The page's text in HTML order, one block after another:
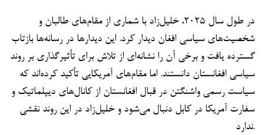
در طول سال ۲۰۲۵، خلیل‌زاد با شماری از مقام‌های طالبان و
شخصیت‌های سیاسی افغان دیدار کرد. این دیدارها در رسانه‌ها بازتاب
گسترده یافت و برخی آن را نشانه‌ای از تلاش برای تأثیرگذاری بر روند
سیاسی افغانستان دانستند. اما مقام‌های آمریکایی تأکید کرده‌اند که
سیاست رسمی واشنگتن در قبال افغانستان از کانال‌های دیپلماتیک و
سفارت آمریکا در کابل دنبال می‌شود و خلیل‌زاد در این روند نقشی
ندارد.